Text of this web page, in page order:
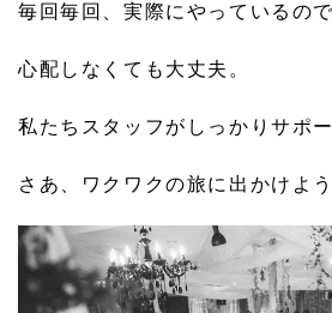
毎回毎回、実際にやっているので
心配しなくても大丈夫。
私たちスタッフがしっかりサポ
さあ、ワクワクの旅に出かけよう